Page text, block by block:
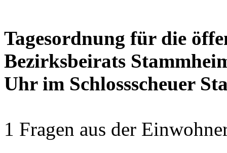
Tagesordnung für die
Bezirksbeirats
Uhr im Schlossscheuer
1 Fragen aus der